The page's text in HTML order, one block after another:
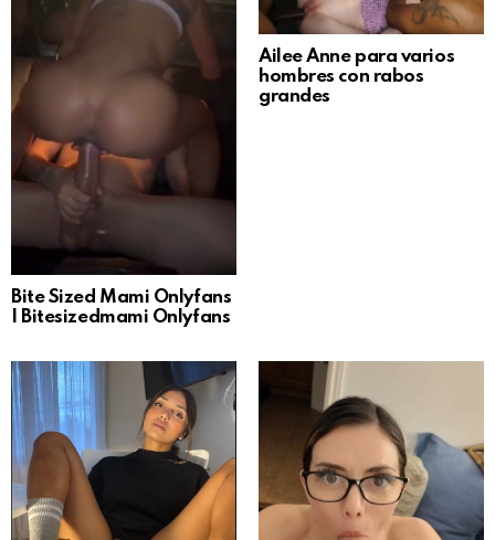
Bite Sized Mami Onlyfans
| Bitesizedmami Onlyfans
Ailee Anne para varios
hombres con rabos
grandes